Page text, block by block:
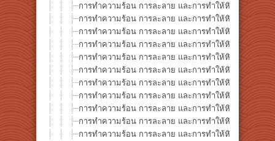
การทำความร้อน การละลาย และการทำให้หินกลายเป็น
การทำความร้อน การละลาย และการทำให้หินกลายเป็น
การทำความร้อน การละลาย และการทำให้หินกลายเป็น
การทำความร้อน การละลาย และการทำให้หินกลายเป็น
การทำความร้อน การละลาย และการทำให้หินกลายเป็น
การทำความร้อน การละลาย และการทำให้หินกลายเป็น
การทำความร้อน การละลาย และการทำให้หินกลายเป็นแ
การทำความร้อน การละลาย และการทำให้หินกลายเป็นแ
การทำความร้อน การละลาย และการทำให้หินกลายเป็น
การทำความร้อน การละลาย และการทำให้หินกลายเป็นแ
การทำความร้อน การละลาย และการทำให้หินกลายเป็น